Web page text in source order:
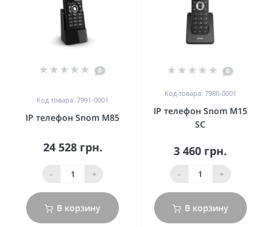
0
Код товара: 7991-0001
IP телефон Snom M85
24 528 грн.
- +
В корзину
0
Код товара: 7986-0001
IP телефон Snom M15
SC
3 460 грн.
- +
В корзину